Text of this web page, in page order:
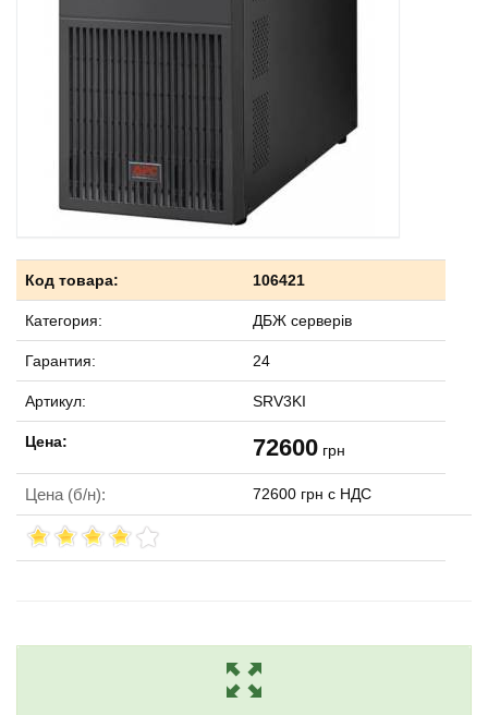
Код товара: 106421
Категория: ДБЖ серверів
Гарантия: 24
Артикул: SRV3KI
Цена: 72600 грн
Цена (б/н): 72600 грн с НДС